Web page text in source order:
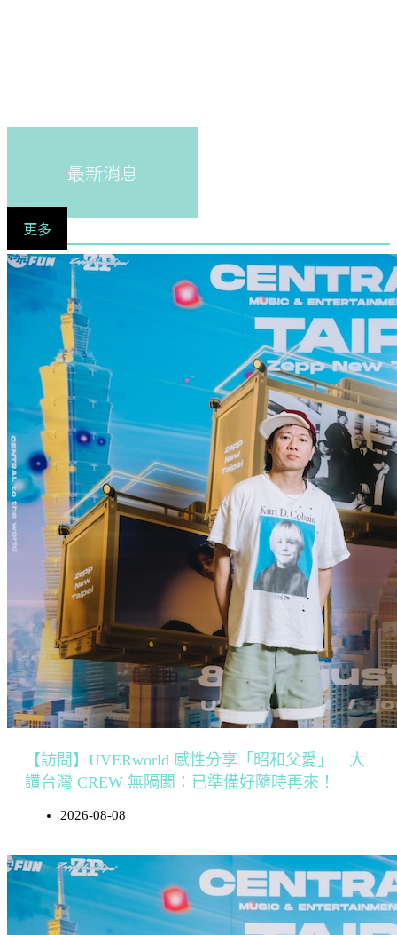
最新消息
更多
【訪問】UVERworld 感性分享「昭和父愛」 大
讚台灣 CREW 無隔閡：已準備好隨時再來！
2026-08-08